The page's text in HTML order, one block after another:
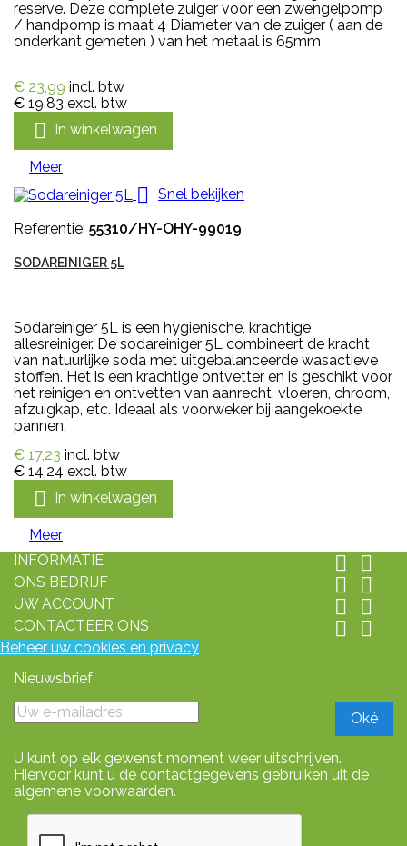
reserve. Deze complete zuiger voor een zwengelpomp
/ handpomp is maat 4 Diameter van de zuiger ( aan de
onderkant gemeten ) van het metaal is 65mm
€ 23,99 incl. btw
€ 19,83 excl. btw
 In winkelwagen
Meer

Snel bekijken
Referentie: 55310/HY-OHY-99019
SODAREINIGER 5L
Sodareiniger 5L is een hygienische, krachtige
allesreiniger. De sodareiniger 5L combineert de kracht
van natuurlijke soda met uitgebalanceerde wasactieve
stoffen. Het is een krachtige ontvetter en is geschikt voor
het reinigen en ontvetten van aanrecht, vloeren, chroom,
afzuigkap, etc. Ideaal als voorweker bij aangekoekte
pannen.
€ 17,23 incl. btw
€ 14,24 excl. btw
 In winkelwagen
Meer
INFORMATIE
 
ONS BEDRIJF  
UW ACCOUNT  
CONTACTEER ONS  
Beheer uw cookies en privacy
Nieuwsbrief
U kunt op elk gewenst moment weer uitschrijven.
Hiervoor kunt u de contactgegevens gebruiken uit de
algemene voorwaarden.